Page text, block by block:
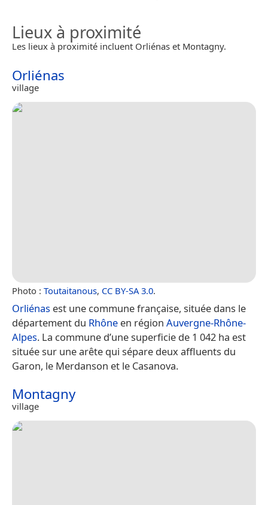
Lieux à proximité
Les lieux à proximité incluent Orliénas et Montagny.
Orliénas
village
Photo : Toutaitanous, CC BY-SA 3.0.
Orliénas est une commune française, située dans le
département du Rhône en région Auvergne-Rhône-
Alpes. La commune d’une superficie de 1 042 ha est
située sur une arête qui sépare deux affluents du
Garon, le Merdanson et le Casanova.
Montagny
village